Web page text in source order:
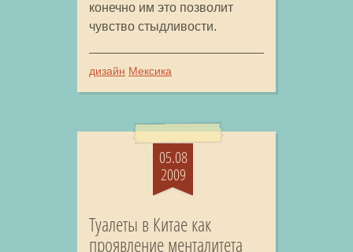
конечно им это позволит
чувство стыдливости.
дизайн Мексика
05.08
2009
Туалеты в Китае как
проявление менталитета